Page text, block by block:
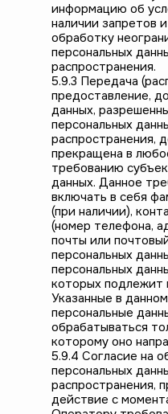
информацию об
наличии запретов
обработку
персональных
распространения.
5.9.3 Передача
предоставление,
данных,
персональных
распространения,
прекращена в
требованию
данных. Данное
включать в себя
(при наличии),
(номер телефона,
почты или
персональных
персональных
которых подлежит
Указанные в
персональные
обрабатываться
которому оно
5.9.4 Согласие на
персональных
распространения,
действие с